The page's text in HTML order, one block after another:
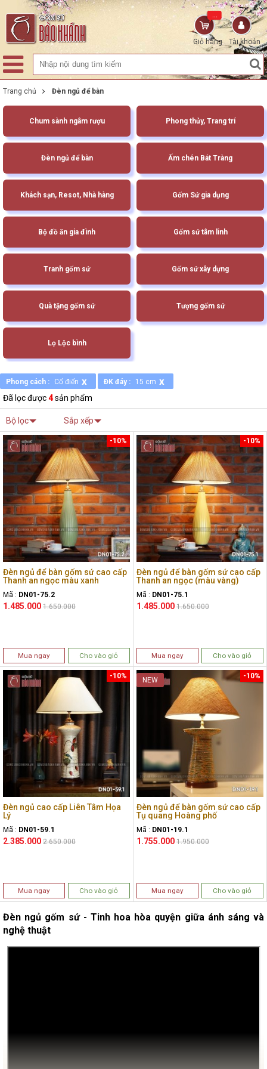
Tài khoản
Giỏ hàng
...
Trang chủ Đèn ngủ để bàn
Chum sành ngâm rượu Phong thủy, Trang trí
Đèn ngủ để bàn Ấm chén Bát Tràng
Khách sạn, Resot, Nhà hàng Gốm Sứ gia dụng
Bộ đồ ăn gia đình Gốm sứ tâm linh
Tranh gốm sứ Gốm sứ xây dựng
Quà tặng gốm sứ Tượng gốm sứ
Lọ Lộc bình
Phong cách : Cổ điển x ĐK đáy : 15 cm x
Đã lọc được4sản phẩm
Bộ lọc Sắp xếp
Đèn ngủ để bàn gốm sứ cao cấp
Thanh an ngọc màu xanh
Mã : DN01-75.2
1.485.000
-10%
1.650.000
Mua ngay Cho vào giỏ
Đèn ngủ để bàn gốm sứ cao cấp
Thanh an ngọc (màu vàng)
Mã : DN01-75.1
1.485.000
-10%
1.650.000
Mua ngay Cho vào giỏ
Đèn ngủ cao cấp Liên Tâm Họa
Lý
Mã : DN01-59.1
2.385.000
-10%
2.650.000
Mua ngay Cho vào giỏ
Đèn ngủ để bàn gốm sứ cao cấp
Tụ quang Hoàng phố
Mã : DN01-19.1
1.755.000
-10%
1.950.000
NEW
Mua ngay Cho vào giỏ
Đèn ngủ gốm sứ - Tinh hoa hòa quyện giữa ánh sáng và
nghệ thuật